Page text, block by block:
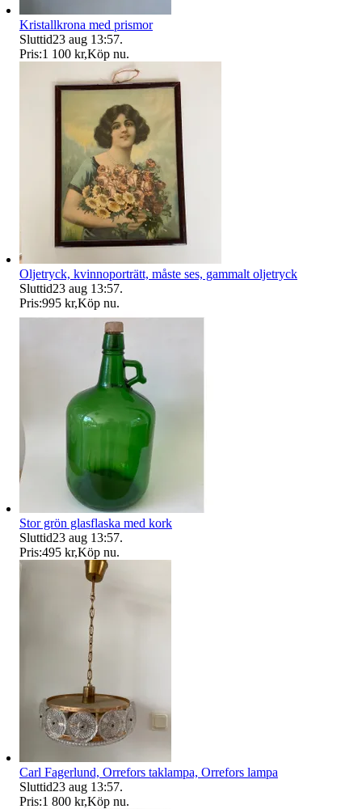
Kristallkrona med prismor
Sluttid23 aug 13:57.
Pris:1 100 kr,Köp nu.
Oljetryck, kvinnoporträtt, måste ses, gammalt oljetryck
Sluttid23 aug 13:57.
Pris:995 kr,Köp nu.
Stor grön glasflaska med kork
Sluttid23 aug 13:57.
Pris:495 kr,Köp nu.
Carl Fagerlund, Orrefors taklampa, Orrefors lampa
Sluttid23 aug 13:57.
Pris:1 800 kr,Köp nu.